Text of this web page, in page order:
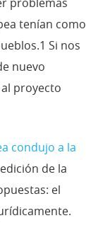
tenían como
Si nos
nuevo
proyecto
condujo a la
de la
el